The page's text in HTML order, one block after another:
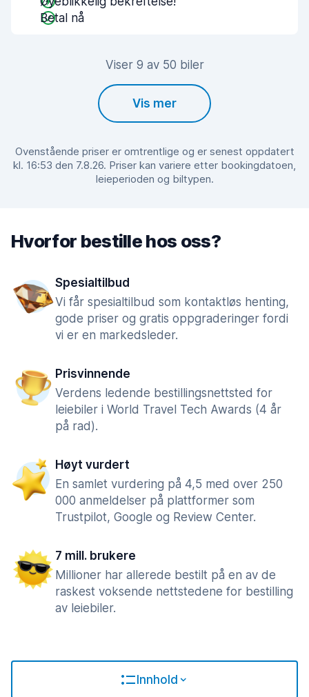
Betal nå
Viser 9 av 50 biler
Vis mer
Ovenstående priser er omtrentlige og er senest oppdatert
kl. 16:53 den 7.8.26. Priser kan variere etter bookingdatoen,
leieperioden og biltypen.
Hvorfor bestille hos oss?
Spesialtilbud
Vi får spesialtilbud som kontaktløs henting,
gode priser og gratis oppgraderinger fordi
vi er en markedsleder.
Prisvinnende
Verdens ledende bestillingsnettsted for
leiebiler i World Travel Tech Awards (4 år
på rad).
Høyt vurdert
En samlet vurdering på 4,5 med over 250
000 anmeldelser på plattformer som
Trustpilot, Google og Review Center.
7 mill. brukere
Millioner har allerede bestilt på en av de
raskest voksende nettstedene for bestilling
av leiebiler.
Innhold